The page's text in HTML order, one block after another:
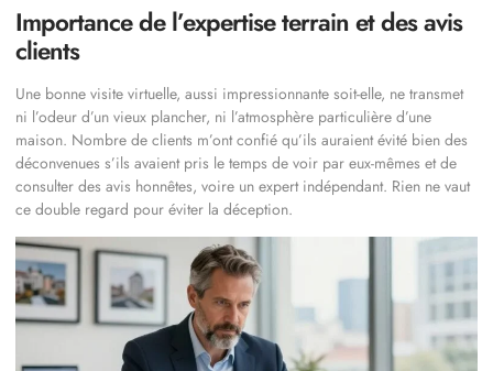
Importance de l’expertise terrain et des avis
clients
Une bonne visite virtuelle, aussi impressionnante soit-elle, ne transmet
ni l’odeur d’un vieux plancher, ni l’atmosphère particulière d’une
maison. Nombre de clients m’ont confié qu’ils auraient évité bien des
déconvenues s’ils avaient pris le temps de voir par eux-mêmes et de
consulter des avis honnêtes, voire un expert indépendant. Rien ne vaut
ce double regard pour éviter la déception.